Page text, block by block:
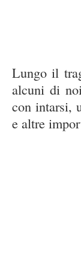
Lungo il
alcuni di
con intarsi,
e altre